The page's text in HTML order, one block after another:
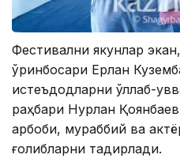
Фестивални якунлар
ўринбосари Ерлан
истеъдодларни қўллаб-
раҳбари Нурлан
арбоби, мураббий ва
ғолибларни тақдирлади.